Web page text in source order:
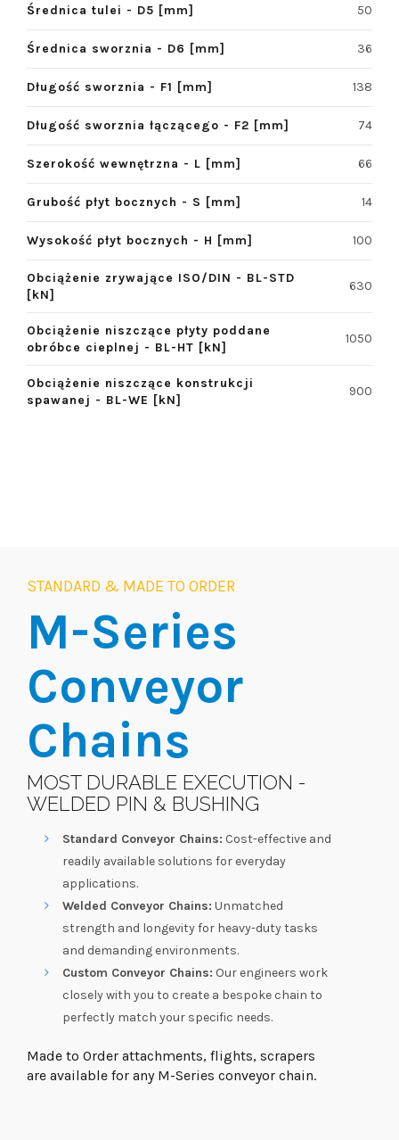
Średnica tulei - D5 [mm] 50
Średnica sworznia - D6 [mm] 36
Długość sworznia - F1 [mm] 138
Długość sworznia łączącego - F2 [mm] 74
Szerokość wewnętrzna - L [mm] 66
Grubość płyt bocznych - S [mm] 14
Wysokość płyt bocznych - H [mm] 100
Obciążenie zrywające ISO/DIN - BL-STD
[kN]
630
Obciążenie niszczące płyty poddane
obróbce cieplnej - BL-HT [kN]
1050
Obciążenie niszczące konstrukcji
spawanej - BL-WE [kN]
900
STANDARD & MADE TO ORDER
M-Series
Conveyor
Chains
MOST DURABLE EXECUTION -
WELDED PIN & BUSHING
Standard Conveyor Chains: Cost-effective and
readily available solutions for everyday
applications.
Welded Conveyor Chains: Unmatched
strength and longevity for heavy-duty tasks
and demanding environments.
Custom Conveyor Chains: Our engineers work
closely with you to create a bespoke chain to
perfectly match your specific needs.
Made to Order attachments, flights, scrapers
are available for any M-Series conveyor chain.